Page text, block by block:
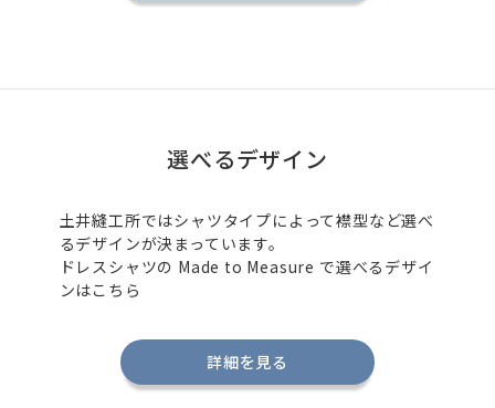
選べるデザイン
土井縫工所ではシャツタイプによって襟型など選べ
るデザインが決まっています。
ドレスシャツの Made to Measure で選べるデザイ
ンはこちら
詳細を見る